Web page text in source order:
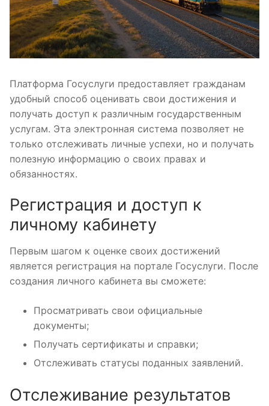
Платформа Госуслуги предоставляет гражданам
удобный способ оценивать свои достижения и
получать доступ к различным государственным
услугам. Эта электронная система позволяет не
только отслеживать личные успехи, но и получать
полезную информацию о своих правах и
обязанностях.
Регистрация и доступ к
личному кабинету
Первым шагом к оценке своих достижений
является регистрация на портале Госуслуги. После
создания личного кабинета вы сможете:
Просматривать свои официальные
документы;
Получать сертификаты и справки;
Отслеживать статусы поданных заявлений.
Отслеживание результатов